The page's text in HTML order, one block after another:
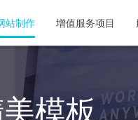
站制作 增值服务项目
模板